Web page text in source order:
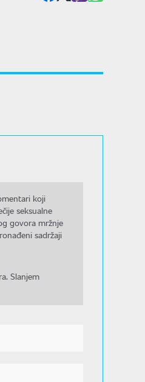
koji
seksualne
govora mržnje
sadržaji
Slanjem